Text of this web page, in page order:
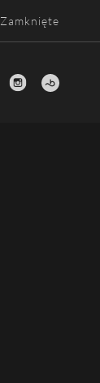
Zamknięte